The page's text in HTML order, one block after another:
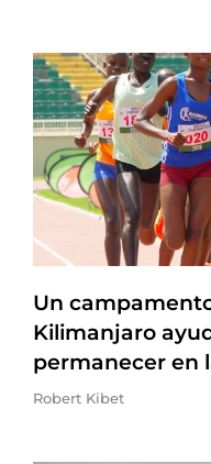
Un
Kilimanjaro
permanecer en
Robert Kibet